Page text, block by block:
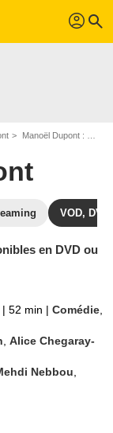
profil search
Manoël Dupont : ses Blu-Ray, DVD, VOD, SVOD
VOD, DVD
en DVD ou
| 52 min | Comédie
,Alice Chegaray-
Nebbou